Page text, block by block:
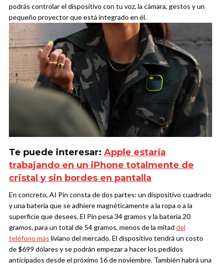
podrás controlar el dispositivo con tu voz, la cámara, gestos y un
pequeño proyector que está integrado en él.
Te puede interesar: Apple estaría
trabajando en un iPhone totalmente de
cristal y sin bordes en pantalla
En concreto, AI Pin consta de dos partes: un dispositivo cuadrado
y una batería que se adhiere magnéticamente a la ropa o a la
superficie que desees. El Pin pesa 34 gramos y la batería 20
gramos, para un total de 54 gramos, menos de la mitad del
teléfono más liviano del mercado.El dispositivo tendrá un costo
de $699 dólares y se podrán empezar a hacer los pedidos
anticipados desde el próximo 16 de noviembre. También habrá una